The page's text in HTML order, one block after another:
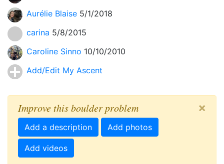
Aurélie Blaise 5/1/2018
carina 5/8/2015
Caroline Sinno 10/10/2010
Add/Edit My Ascent
Improve this boulder problem ×
Add a description Add photos
Add videos